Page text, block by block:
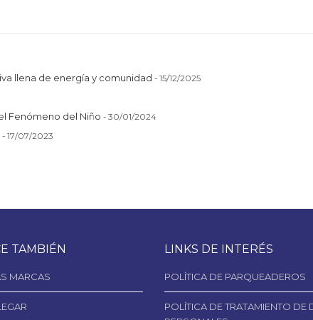
llena de energía y comunidad - 15/12/2025
Fenómeno del Niño - 30/01/2024
- 17/07/2023
TAMBIÉN
MARCAS
LINKS DE INTERÉS
POLÍTICA DE PARQUEADEROS
POLÍTICA DE TRATAMIENTO DE